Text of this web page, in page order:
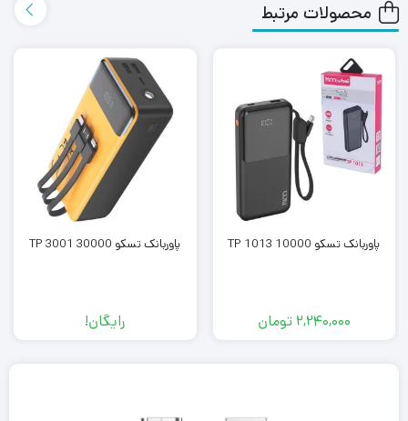
محصولات مرتبط
پاوربانک تسکو TP 1013 10000
2,240,000 تومان
پاوربانک تسکو TP 3001 30000
رایگان!